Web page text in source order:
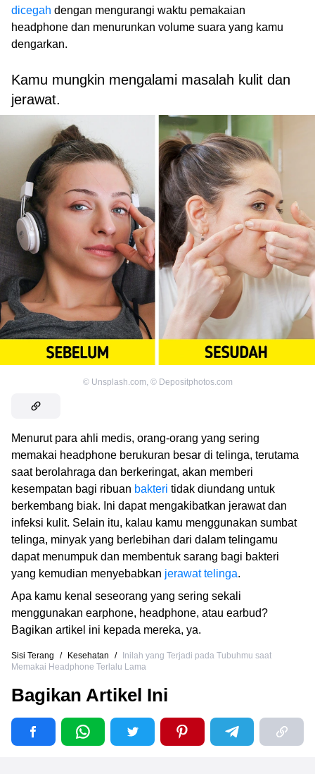
dicegah dengan mengurangi waktu pemakaian
headphone dan menurunkan volume suara yang kamu
dengarkan.
Kamu mungkin mengalami masalah kulit dan
jerawat.
© Unsplash.com © Depositphotos.com
Menurut para ahli medis, orang-orang yang sering
memakai headphone berukuran besar di telinga, terutama
saat berolahraga dan berkeringat, akan memberi
kesempatan bagi ribuan bakteri tidak diundang untuk
berkembang biak. Ini dapat mengakibatkan jerawat dan
infeksi kulit. Selain itu, kalau kamu menggunakan sumbat
telinga, minyak yang berlebihan dari dalam telingamu
dapat menumpuk dan membentuk sarang bagi bakteri
yang kemudian menyebabkan jerawat telinga.
Apa kamu kenal seseorang yang sering sekali
menggunakan earphone, headphone, atau earbud?
Bagikan artikel ini kepada mereka, ya.
Sisi Terang / Kesehatan /
Inilah yang Terjadi pada Tubuhmu saat
Memakai Headphone Terlalu Lama
Bagikan Artikel Ini